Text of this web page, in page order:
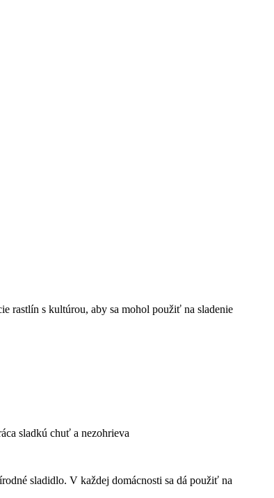
rastlín s kultúrou, aby sa mohol použiť na sladenie
sladkú chuť a nezohrieva
sladidlo. V každej domácnosti sa dá použiť na